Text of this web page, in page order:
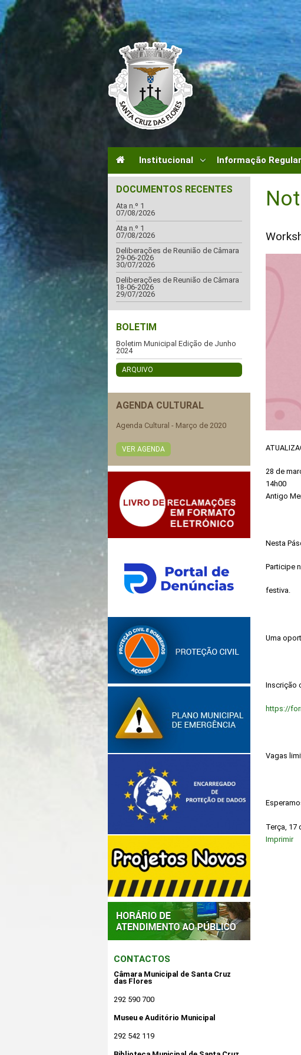
Institucional Informação Regular
DOCUMENTOS RECENTES
Ata n.º 1
07/08/2026
Ata n.º 1
07/08/2026
Deliberações de Reunião de Câmara
29-06-2026
30/07/2026
Deliberações de Reunião de Câmara
18-06-2026
29/07/2026
BOLETIM
Boletim Municipal Edição de Junho
2024
ARQUIVO
AGENDA CULTURAL
Agenda Cultural - Março de 2020
VER AGENDA
CONTACTOS
Câmara Municipal de Santa Cruz
das Flores
292 590 700
Museu e Auditório Municipal
292 542 119
28 de
14h00
Antigo
Nesta
Participe
festiva.
Uma
Inscrição
https://
Vagas
Terça, 17
Imprimir